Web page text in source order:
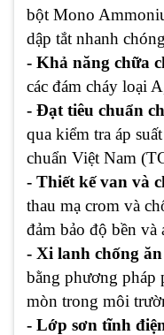
bột Mono
dập tắt nhanh
- Khả năng chữa
các đám cháy loại
- Đạt tiêu chuẩn
qua kiểm tra áp
chuẩn Việt Nam
- Thiết kế van và
thau mạ crom và
đảm bảo độ bền
- Xi lanh chống
bằng phương pháp
mòn trong môi
- Lớp sơn tĩnh